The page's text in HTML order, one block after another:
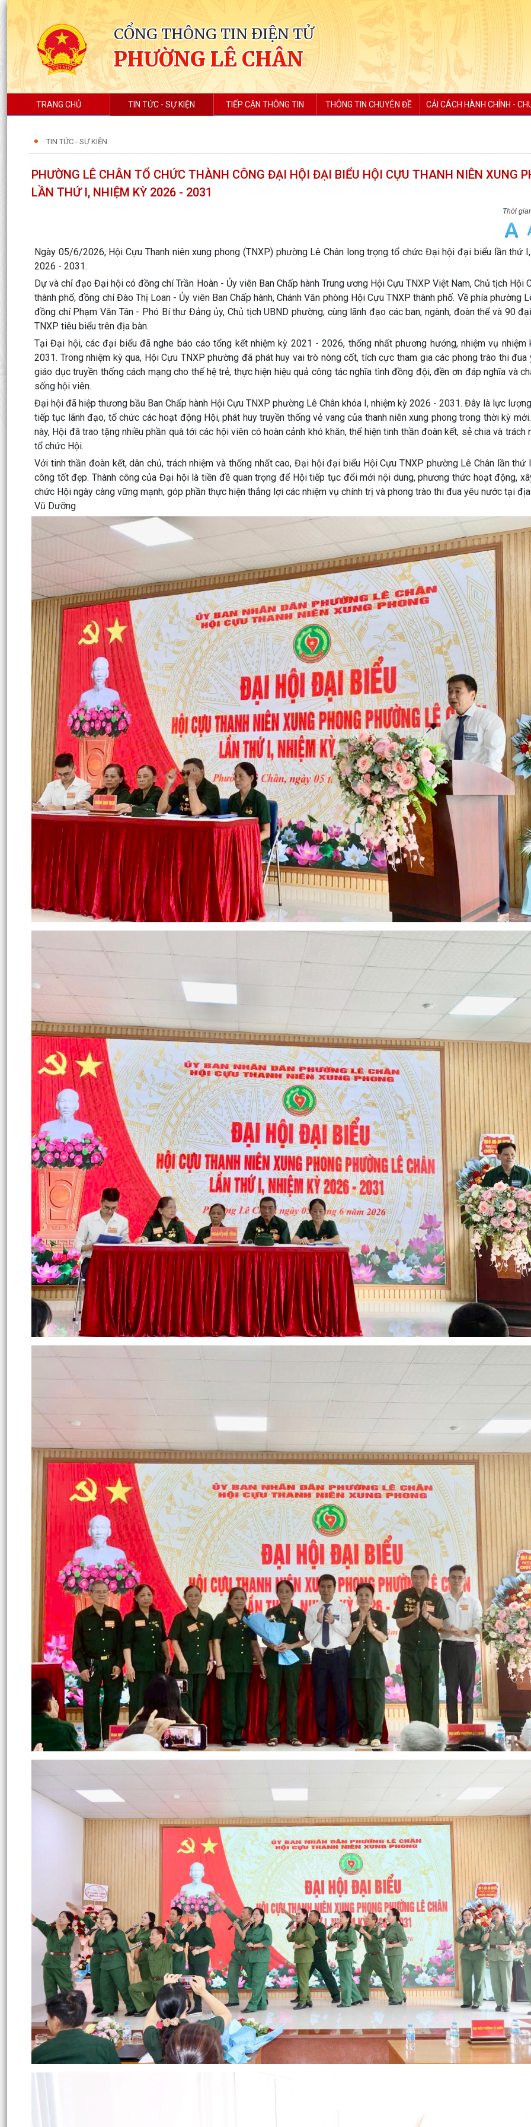
CỔNG THÔNG TIN ĐIỆN TỬ
PHƯỜNG LÊ CHÂN
TRANG CHỦ TIN TỨC - SỰ KIỆN TIẾP CẬN THÔNG TIN THÔNG TIN CHUYÊN ĐỀ CẢI CÁCH HÀNH CHÍNH -
TIN TỨC - SỰ KIỆN
PHƯỜNG LÊ CHÂN TỔ CHỨC THÀNH CÔNG ĐẠI HỘI ĐẠI BIỂU HỘI CỰU THANH NIÊN XUNG
LẦN THỨ I, NHIỆM KỲ 2026 - 2031
Ngày 05/6/2026, Hội Cựu Thanh niên xung phong (TNXP) phường Lê Chân long trọng tổ chức Đại hội đại biểu lần thứ
2026 - 2031.
Dự và chỉ đạo Đại hội có đồng chí Trần Hoàn - Ủy viên Ban Chấp hành Trung ương Hội Cựu TNXP Việt Nam, Chủ tịch Hội
thành phố; đồng chí Đào Thị Loan - Ủy viên Ban Chấp hành, Chánh Văn phòng Hội Cựu TNXP thành phố. Về phía phường
đồng chí Phạm Văn Tân - Phó Bí thư Đảng ủy, Chủ tịch UBND phường; cùng lãnh đạo các ban, ngành, đoàn thể và 90
TNXP tiêu biểu trên địa bàn.
Tại Đại hội, các đại biểu đã nghe báo cáo tổng kết nhiệm kỳ 2021 - 2026, thống nhất phương hướng, nhiệm vụ nhiệm
2031. Trong nhiệm kỳ qua, Hội Cựu TNXP phường đã phát huy vai trò nòng cốt, tích cực tham gia các phong trào thi đua
giáo dục truyền thống cách mạng cho thế hệ trẻ, thực hiện hiệu quả công tác nghĩa tình đồng đội, đền ơn đáp nghĩa và
sống hội viên.
Đại hội đã hiệp thương bầu Ban Chấp hành Hội Cựu TNXP phường Lê Chân khóa I, nhiệm kỳ 2026 - 2031. Đây là lực
tiếp tục lãnh đạo, tổ chức các hoạt động Hội, phát huy truyền thống vẻ vang của thanh niên xung phong trong thời kỳ
này, Hội đã trao tặng nhiều phần quà tới các hội viên có hoàn cảnh khó khăn, thể hiện tinh thần đoàn kết, sẻ chia và trách
tổ chức Hội.
Với tinh thần đoàn kết, dân chủ, trách nhiệm và thống nhất cao, Đại hội đại biểu Hội Cựu TNXP phường Lê Chân lần thứ
công tốt đẹp. Thành công của Đại hội là tiền đề quan trọng để Hội tiếp tục đổi mới nội dung, phương thức hoạt động,
chức Hội ngày càng vững mạnh, góp phần thực hiện thắng lợi các nhiệm vụ chính trị và phong trào thi đua yêu nước tại
Vũ Dưỡng